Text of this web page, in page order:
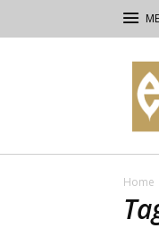
–
Home